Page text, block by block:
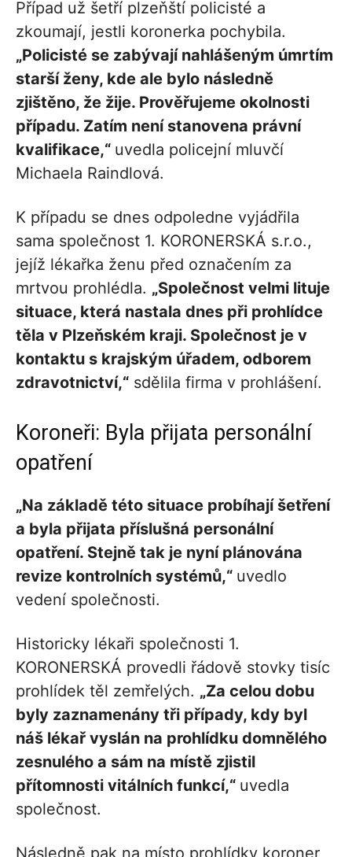
Případ už šetří plzeňští policisté a
zkoumají, jestli koronerka pochybila.
„Policisté se zabývají nahlášeným úmrtím
starší ženy, kde ale bylo následně
zjištěno, že žije. Prověřujeme okolnosti
případu. Zatím není stanovena právní
kvalifikace,“ uvedla policejní mluvčí
Michaela Raindlová.
K případu se dnes odpoledne vyjádřila
sama společnost 1. KORONERSKÁ s.r.o.,
jejíž lékařka ženu před označením za
mrtvou prohlédla. „Společnost velmi lituje
situace, která nastala dnes při prohlídce
těla v Plzeňském kraji. Společnost je v
kontaktu s krajským úřadem, odborem
zdravotnictví,“ sdělila firma v prohlášení.
Koroneři: Byla přijata personální
opatření
„Na základě této situace probíhají šetření
a byla přijata příslušná personální
opatření. Stejně tak je nyní plánována
revize kontrolních systémů,“ uvedlo
vedení společnosti.
Historicky lékaři společnosti 1.
KORONERSKÁ provedli řádově stovky tisíc
prohlídek těl zemřelých. „Za celou dobu
byly zaznamenány tři případy, kdy byl
náš lékař vyslán na prohlídku domnělého
zesnulého a sám na místě zjistil
přítomnosti vitálních funkcí,“ uvedla
společnost.
Následně pak na místo prohlídky koroner